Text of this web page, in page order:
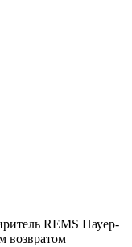
REMS Пауер-
возвратом